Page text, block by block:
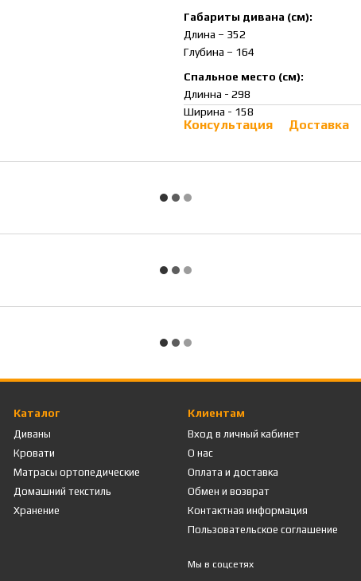
Габариты дивана (см):
Длина – 352
Глубина – 164
Спальное место (см):
Длинна - 298
Ширина - 158
Консультация Доставка
Каталог
Диваны
Кровати
Матрасы ортопедические
Домашний текстиль
Хранение
Клиентам
Вход в личный кабинет
О нас
Оплата и доставка
Обмен и возврат
Контактная информация
Пользовательское соглашение
Мы в соцсетях